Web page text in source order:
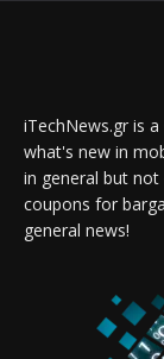
iTechNews.gr is
what's new in
in general but
coupons for
general news!